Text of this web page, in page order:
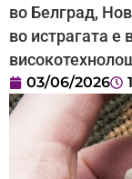
во Белград,
во истрагата е
03/06/2026